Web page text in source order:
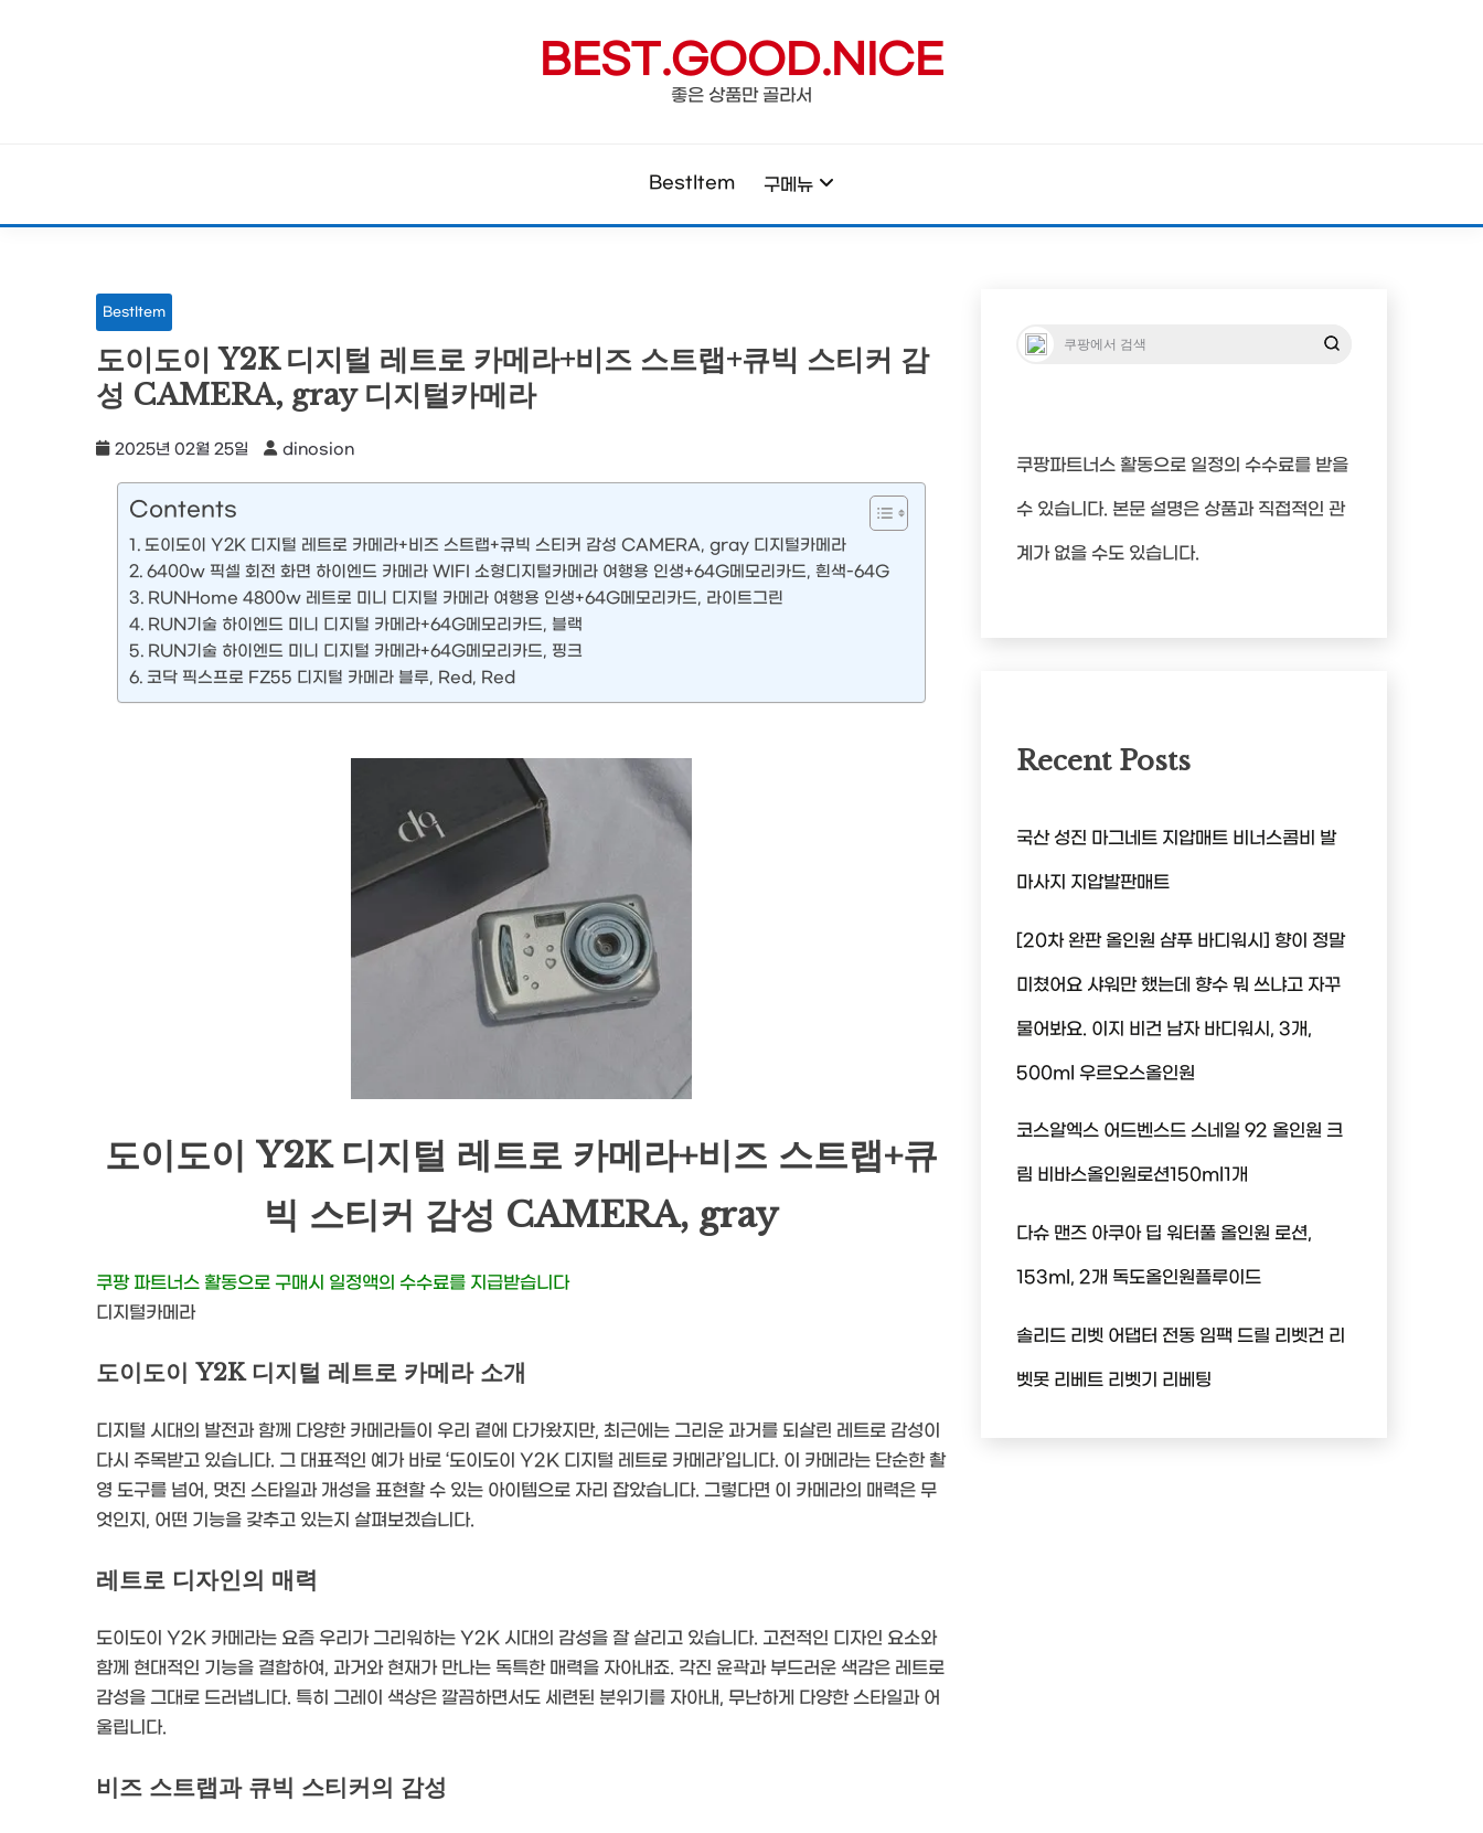
BEST.GOOD.NICE
좋은 상품만 골라서
BestItem 구메뉴
BestItem
도이도이 Y2K 디지털 레트로 카메라+비즈 스트랩+큐빅 스티커 감
성 CAMERA, gray 디지털카메라
2025년 02월 25일 dinosion
Contents
도이도이 Y2K 디지털 레트로 카메라+비즈 스트랩+큐빅 스티커 감성 CAMERA, gray 디지털카메라
6400w 픽셀 회전 화면 하이엔드 카메라 WIFI 소형디지털카메라 여행용 인생+64G메모리카드, 흰색-64G
RUNHome 4800w 레트로 미니 디지털 카메라 여행용 인생+64G메모리카드, 라이트그린
RUN기술 하이엔드 미니 디지털 카메라+64G메모리카드, 블랙
RUN기술 하이엔드 미니 디지털 카메라+64G메모리카드, 핑크
코닥 픽스프로 FZ55 디지털 카메라 블루, Red, Red
도이도이 Y2K 디지털 레트로 카메라+비즈 스트랩+큐
빅 스티커 감성 CAMERA, gray
쿠팡 파트너스 활동으로 구매시 일정액의 수수료를 지급받습니다
디지털카메라
도이도이 Y2K 디지털 레트로 카메라 소개
디지털 시대의 발전과 함께 다양한 카메라들이 우리 곁에 다가왔지만, 최근에는 그리운 과거를 되살린 레트로 감성이
다시 주목받고 있습니다. 그 대표적인 예가 바로 ‘도이도이 Y2K 디지털 레트로 카메라’입니다. 이 카메라는 단순한 촬
영 도구를 넘어, 멋진 스타일과 개성을 표현할 수 있는 아이템으로 자리 잡았습니다. 그렇다면 이 카메라의 매력은 무
엇인지, 어떤 기능을 갖추고 있는지 살펴보겠습니다.
레트로 디자인의 매력
도이도이 Y2K 카메라는 요즘 우리가 그리워하는 Y2K 시대의 감성을 잘 살리고 있습니다. 고전적인 디자인 요소와
함께 현대적인 기능을 결합하여, 과거와 현재가 만나는 독특한 매력을 자아내죠. 각진 윤곽과 부드러운 색감은 레트로
감성을 그대로 드러냅니다. 특히 그레이 색상은 깔끔하면서도 세련된 분위기를 자아내, 무난하게 다양한 스타일과 어
울립니다.
비즈 스트랩과 큐빅 스티커의 감성
쿠팡파트너스 활동으로 일정의 수수료를 받을
수 있습니다. 본문 설명은 상품과 직접적인 관
계가 없을 수도 있습니다.
Recent Posts
국산 성진 마그네트 지압매트 비너스콤비 발
마사지 지압발판매트
[20차 완판 올인원 샴푸 바디워시] 향이 정말
미쳤어요 샤워만 했는데 향수 뭐 쓰냐고 자꾸
물어봐요. 이지 비건 남자 바디워시, 3개,
500ml 우르오스올인원
코스알엑스 어드벤스드 스네일 92 올인원 크
림 비바스올인원로션150ml1개
다슈 맨즈 아쿠아 딥 워터풀 올인원 로션,
153ml, 2개 독도올인원플루이드
솔리드 리벳 어댑터 전동 임팩 드릴 리벳건 리
벳못 리베트 리벳기 리베팅